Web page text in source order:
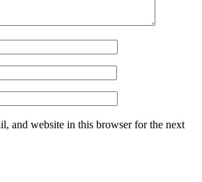
and website in this browser for the next